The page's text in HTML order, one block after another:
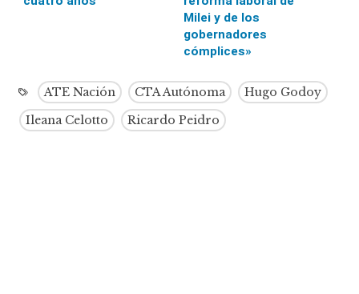
Milei y de los
gobernadores
cómplices»
ATE Nación CTA Autónoma
Hugo Godoy
Ileana Celotto
Ricardo Peidro